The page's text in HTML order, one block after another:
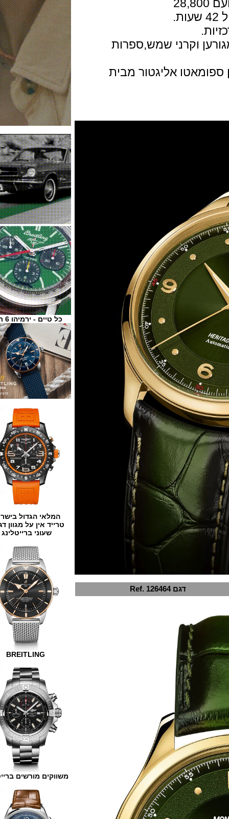
וקרני שמש,ספרות
אליגטור מבית
כל טיים - ירמיהו 6 ת"א
המלאי הגדול בישראל
טרייד אין על מגוון דגמים
שעוני ברייטלינג
BREITLING
משווקים מורשים ברייטלינג